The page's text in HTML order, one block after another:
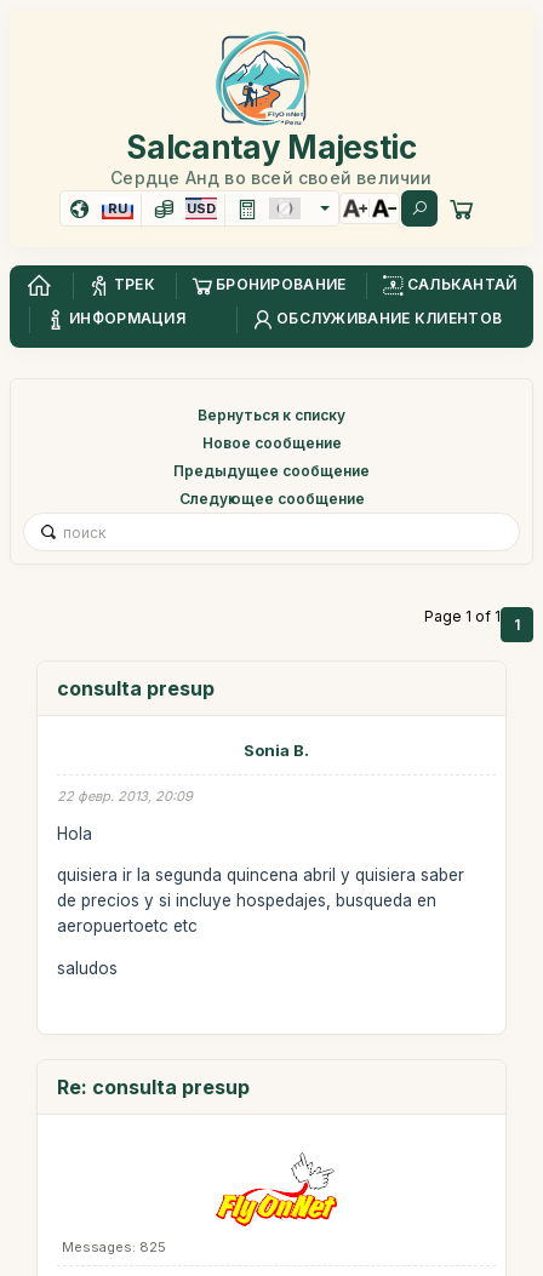
Salcantay Majestic
Сердце Анд во всей своей величии
RU USD
ТРЕК БРОНИРОВАНИЕ
САЛЬКАНТАЙ
ИНФОРМАЦИЯ
ОБСЛУЖИВАНИЕ КЛИЕНТОВ
Вернуться к списку
Новое сообщение
Предыдущее сообщение
Следующее сообщение
Page 1 of 1 1
consulta presup
Sonia B.
22 февр. 2013, 20:09
Hola
quisiera ir la segunda quincena abril y quisiera saber
de precios y si incluye hospedajes, busqueda en
aeropuertoetc etc
saludos
Re: consulta presup
Messages: 825